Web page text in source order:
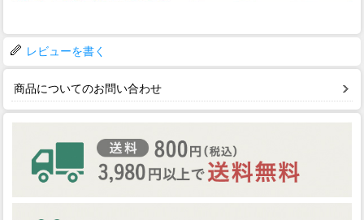
レビューを書く
商品についてのお問い合わせ